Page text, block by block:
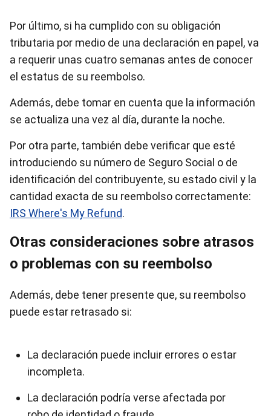
Por último, si ha cumplido con su obligación
tributaria por medio de una declaración en papel, va
a requerir unas cuatro semanas antes de conocer
el estatus de su reembolso.
Además, debe tomar en cuenta que la información
se actualiza una vez al día, durante la noche.
Por otra parte, también debe verificar que esté
introduciendo su número de Seguro Social o de
identificación del contribuyente, su estado civil y la
cantidad exacta de su reembolso correctamente:
IRS Where's My Refund.
Otras consideraciones sobre atrasos
o problemas con su reembolso
Además, debe tener presente que, su reembolso
puede estar retrasado si:
La declaración puede incluir errores o estar
incompleta.
La declaración podría verse afectada por